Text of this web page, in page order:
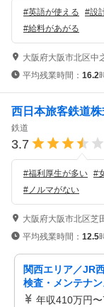
#英語が使える #設
#給料があがる
大阪府大阪市北区中
平均残業時間： 16.2
西日本旅客鉄道
鉄道
3.7
#福利厚生が多い #
#ノルマがない
大阪府大阪市北区芝
平均残業時間： 12.5
関西エリア／JR
検査・メンテナ
鉄道インフラに携
年収410万円